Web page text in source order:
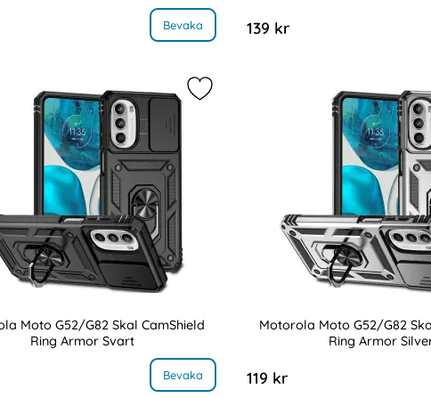
Bevaka
, Motorola Moto G52/G82 Fodral Blommigt Tryck Grå
139 kr , KHAZNEH
Moto G52/G82 Fodral Tryckt Fjäril Blå som favorit
Moto G52/G82 Skal CamShield
Ring Armor Svart
Bevaka
, Motorola Moto G52/G82 Skal CamShield Ring Armor Svart
Markera motorola Moto G52/G82
Motorola Moto G52/G82
Ring Armor
119 kr , Motorola Moto